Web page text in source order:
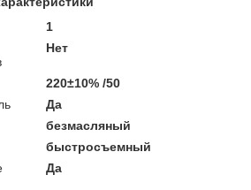
1
Нет
220±10% /50
Да
безмасляный
быстросъемный
Да